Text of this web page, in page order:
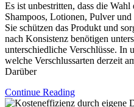
Es ist unbestritten, dass die
Shampoos, Lotionen, Pulver
Sie schützen das Produkt und
nach Konsistenz benötigen
unterschiedliche Verschlüsse. In
welche Verschlussarten derzeit
Darüber
Continue Reading